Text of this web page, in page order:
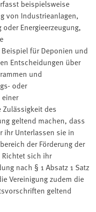
beispielsweise
von Industrieanlagen,
Energieerzeugung,
für Deponien und
Entscheidungen über
und
oder
Zulässigkeit des
geltend machen, dass
ihr Unterlassen sie in
der Förderung der
sich ihr
nach § 1 Absatz 1 Satz
Vereinigung zudem die
geltend